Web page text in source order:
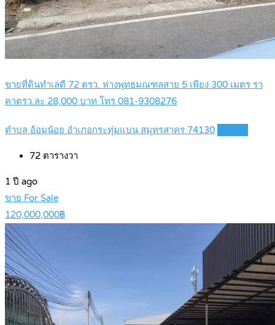
ขายที่ดินทำเลดี 72 ตรว. ห่างพุทธมณฑลสาย 5 เพียง 300 เมตร รา
คาตรว.ละ 28,000 บาท โทร 081-9308276
ตำบล อ้อมน้อย อำเภอกระทุ่มแบน สมุทรสาคร 74130
72 ตารางวา
1 ปี ago
ขาย For Sale
120,000,000฿